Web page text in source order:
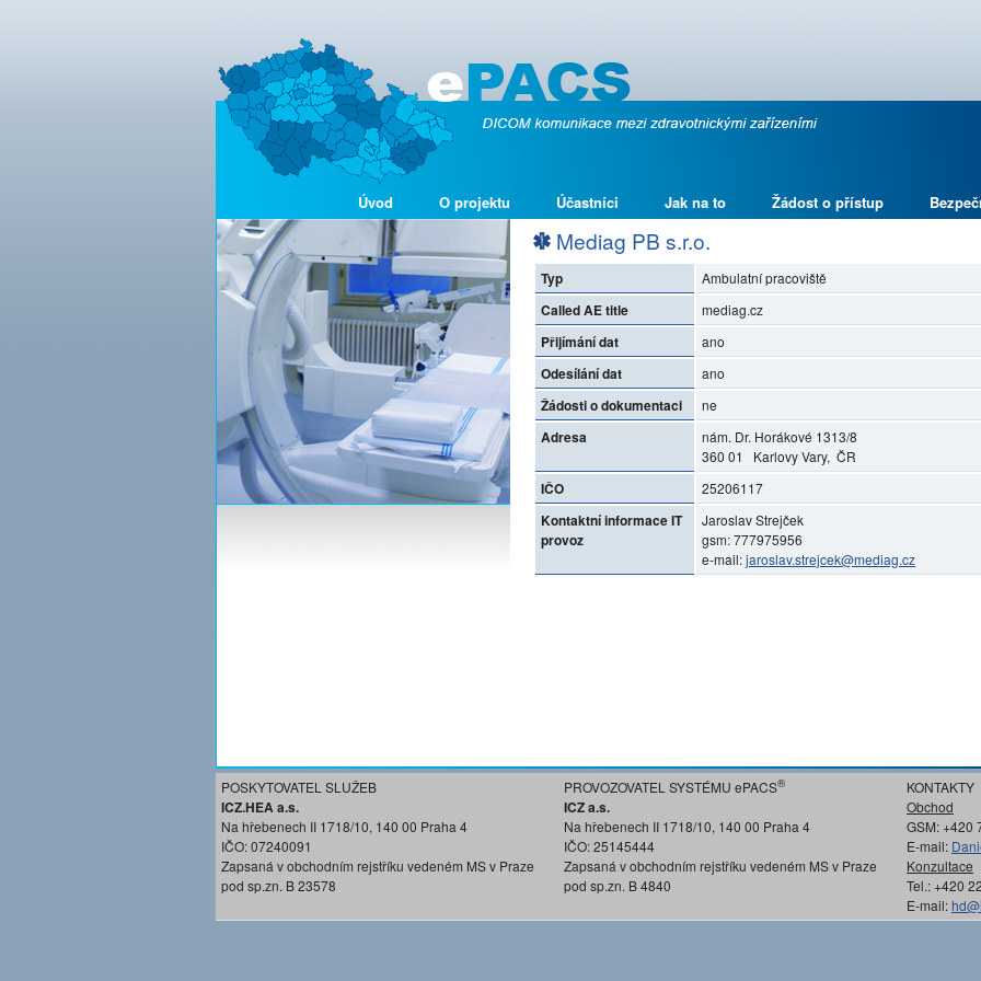
Úvod O projektu Účastníci Jak na to Žádost o přístup
Mediag PB s.r.o.
Typ Ambulatní pracoviště
Called AE title mediag.cz
Přijímání dat ano
Odesílání dat ano
Žádosti o dokumentaci ne
Adresa
nám. Dr. Horákové 1313/8
360 01 Karlovy Vary, ČR
IČO 25206117
Kontaktní informace IT
provoz
Jaroslav Strejček
gsm: 777975956
e-mail:jaroslav.strejcek@mediag.cz
POSKYTOVATEL SLUŽEB
ICZ.HEA a.s.
Na hřebenech II 1718/10, 140 00 Praha 4
IČO: 07240091
Zapsaná v obchodním rejstříku vedeném MS v Praze
pod sp.zn. B 23578
PROVOZOVATEL SYSTÉMU ePACS®
ICZ a.s.
Na hřebenech II 1718/10, 140 00 Praha 4
IČO: 25145444
Zapsaná v obchodním rejstříku vedeném MS v Praze
pod sp.zn. B 4840
KONTAKTY
Obchod
GSM: +420
E-mail:
Konzultace
Tel.: +420
E-mail: